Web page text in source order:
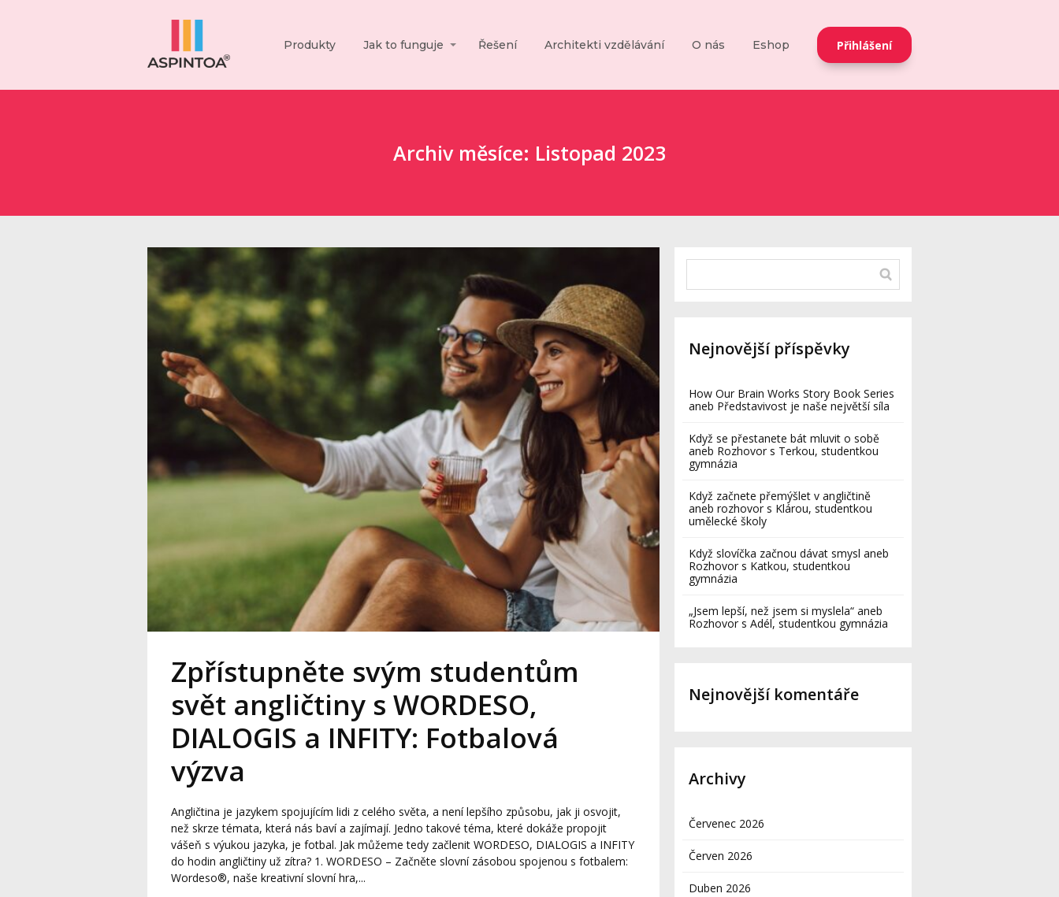
Produkty Jak to funguje Řešení Architekti vzdělávání O nás Eshop Přihlášení
Archiv měsíce: Listopad 2023
Zpřístupněte svým studentům
svět angličtiny s WORDESO,
DIALOGIS a INFITY: Fotbalová
výzva
Angličtina je jazykem spojujícím lidi z celého světa, a není lepšího způsobu, jak ji osvojit,
než skrze témata, která nás baví a zajímají. Jedno takové téma, které dokáže propojit
vášeň s výukou jazyka, je fotbal. Jak můžeme tedy začlenit WORDESO, DIALOGIS a INFITY
do hodin angličtiny už zítra? 1. WORDESO – Začněte slovní zásobou spojenou s fotbalem:
Wordeso®, naše kreativní slovní hra,...
Nejnovější příspěvky
How Our Brain Works Story Book Series
aneb Představivost je naše největší síla
Když se přestanete bát mluvit o sobě
aneb Rozhovor s Terkou, studentkou
gymnázia
Když začnete přemýšlet v angličtině
aneb rozhovor s Klárou, studentkou
umělecké školy
Když slovíčka začnou dávat smysl aneb
Rozhovor s Katkou, studentkou
gymnázia
„Jsem lepší, než jsem si myslela“ aneb
Rozhovor s Adél, studentkou gymnázia
Nejnovější komentáře
Archivy
Červenec 2026
Červen 2026
Duben 2026